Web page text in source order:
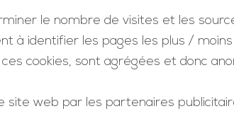
le nombre de visites et les
à identifier les pages les plus /
cookies, sont agrégées et donc
site web par les partenaires